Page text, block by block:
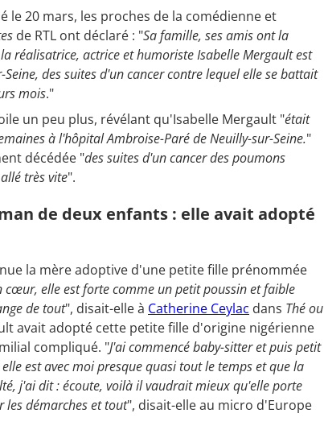
le 20 mars, les proches de la comédienne et
de RTL ont déclaré : "Sa famille, ses amis ont la
réalisatrice, actrice et humoriste Isabelle Mergault est
des suites d'un cancer contre lequel elle se battait
mois."
un peu plus, révélant qu'Isabelle Mergault "était
à l'hôpital Ambroise-Paré de Neuilly-sur-Seine."
décédée "des suites d'un cancer des poumons
très vite".
de deux enfants : elle avait adopté
la mère adoptive d'une petite fille prénommée
cœur, elle est forte comme un petit poussin et faible
de tout", disait-elle à Catherine Ceylac dans Thé ou
avait adopté cette petite fille d'origine nigérienne
compliqué. "J'ai commencé baby-sitter et puis petit
est avec moi presque quasi tout le temps et que la
j'ai dit : écoute, voilà il vaudrait mieux qu'elle porte
les démarches et tout", disait-elle au micro d'Europe